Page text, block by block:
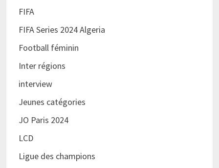
FIFA
FIFA Series 2024 Algeria
Football féminin
Inter régions
interview
Jeunes catégories
JO Paris 2024
LCD
Ligue des champions